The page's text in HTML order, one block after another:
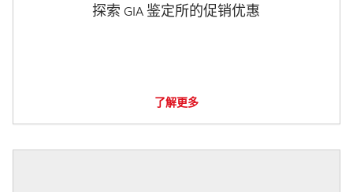
探索 GIA 鉴定所的促销优惠
了解更多